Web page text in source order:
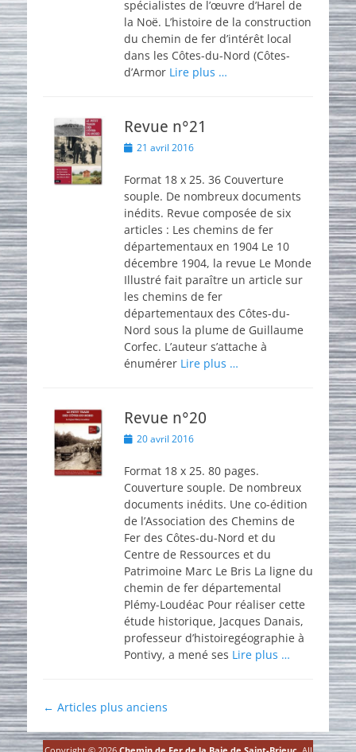
spécialistes de l’œuvre d’Harel de
la Noë. L’histoire de la construction
du chemin de fer d’intérêt local
dans les Côtes-du-Nord (Côtes-
d’Armor Lire plus …
Revue n°21
Posted
21 avril 2016
Format 18 x 25. 36 Couverture
souple. De nombreux documents
inédits. Revue composée de six
articles : Les chemins de fer
départementaux en 1904 Le 10
décembre 1904, la revue Le Monde
Illustré fait paraître un article sur
les chemins de fer
départementaux des Côtes-du-
Nord sous la plume de Guillaume
Corfec. L’auteur s’attache à
énumérer Lire plus …
Revue n°20
Posted
20 avril 2016
Format 18 x 25. 80 pages.
Couverture souple. De nombreux
documents inédits. Une co-édition
de l’Association des Chemins de
Fer des Côtes-du-Nord et du
Centre de Ressources et du
Patrimoine Marc Le Bris La ligne du
chemin de fer départemental
Plémy-Loudéac Pour réaliser cette
étude historique, Jacques Danais,
professeur d’histoiregéographie à
Pontivy, a mené ses Lire plus …
Navigation
articles
← Articles plus anciens